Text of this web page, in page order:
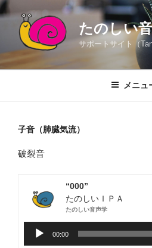
コ
ン
ツ
たのしい
サポートサイト（
メニュ
子音（肺臓気流）
破裂音
“000”
たのしいＩＰＡ
たのしい音声学
00:00